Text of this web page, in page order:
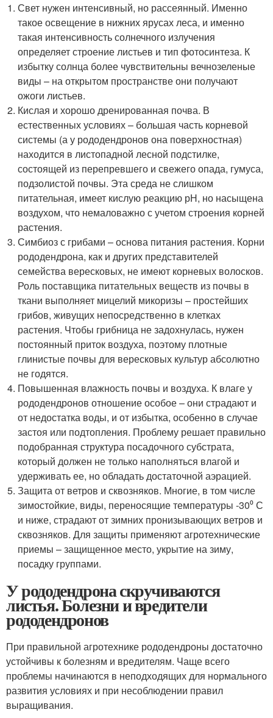
Свет нужен интенсивный, но рассеянный. Именно
такое освещение в нижних ярусах леса, и именно
такая интенсивность солнечного излучения
определяет строение листьев и тип фотосинтеза. К
избытку солнца более чувствительны вечнозеленые
виды – на открытом пространстве они получают
ожоги листьев.
Кислая и хорошо дренированная почва. В
естественных условиях – большая часть корневой
системы (а у рододендронов она поверхностная)
находится в листопадной лесной подстилке,
состоящей из перепревшего и свежего опада, гумуса,
подзолистой почвы. Эта среда не слишком
питательная, имеет кислую реакцию рН, но насыщена
воздухом, что немаловажно с учетом строения корней
растения.
Симбиоз с грибами – основа питания растения. Корни
рододендрона, как и других представителей
семейства вересковых, не имеют корневых волосков.
Роль поставщика питательных веществ из почвы в
ткани выполняет мицелий микоризы – простейших
грибов, живущих непосредственно в клетках
растения. Чтобы грибница не задохнулась, нужен
постоянный приток воздуха, поэтому плотные
глинистые почвы для вересковых культур абсолютно
не годятся.
Повышенная влажность почвы и воздуха. К влаге у
рододендронов отношение особое – они страдают и
от недостатка воды, и от избытка, особенно в случае
застоя или подтопления. Проблему решает правильно
подобранная структура посадочного субстрата,
который должен не только наполняться влагой и
удерживать ее, но обладать достаточной аэрацией.
Защита от ветров и сквозняков. Многие, в том числе
зимостойкие, виды, переносящие температуры -30⁰ С
и ниже, страдают от зимних пронизывающих ветров и
сквозняков. Для защиты применяют агротехнические
приемы – защищенное место, укрытие на зиму,
посадку группами.
У рододендрона скручиваются
листья. Болезни и вредители
рододендронов
При правильной агротехнике рододендроны достаточно
устойчивы к болезням и вредителям. Чаще всего
проблемы начинаются в неподходящих для нормального
развития условиях и при несоблюдении правил
выращивания.